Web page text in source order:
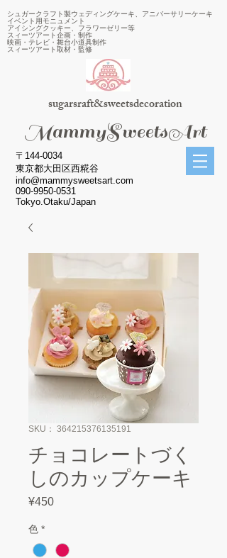
シュガークラフト製ウェディングケーキ、アニバーサリーケーキ
イベント用モニュメント
アイシングクッキー、フラワーゼリー等
スィーツアート企画・制作
映画・テレビ・舞台小道具制作
スィーツアート取材・監修
sugarsraft&sweetsdecoration
​MammySweetsArt
〒144-0034
東京都大田区西糀谷
info@mammysweetsart.com
090-9950-0531
Tokyo.Otaku/Japan
SKU： 364215376135191
チョコレートづく
しのカップケーキ
¥450価
色 *